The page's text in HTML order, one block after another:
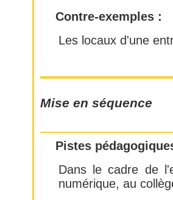
Contre-exemples :
Les locaux d'une
Mise en séquence
Pistes
Dans le cadre de
numérique, au